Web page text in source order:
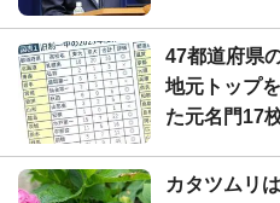
47都道府県
地元トップ
た元名門17
カタツムリ